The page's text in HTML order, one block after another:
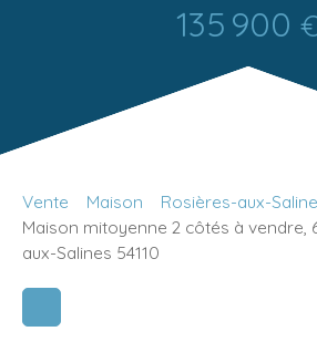
135 900
Vente Maison
Rosières-aux-
Maison mitoyenne 2 côtés à vendre,
aux-Salines 54110